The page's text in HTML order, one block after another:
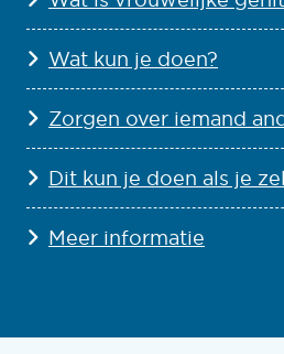
Wat kun je doen?
Zorgen over iemand
Dit kun je doen als je
Meer informatie